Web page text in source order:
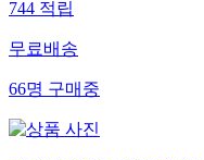
744적립
무료배송
66명구매중